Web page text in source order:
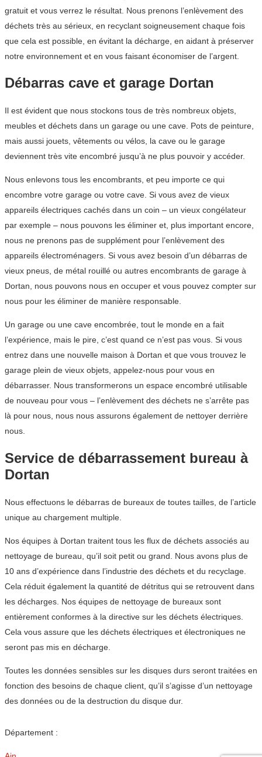
gratuit et vous verrez le résultat. Nous prenons l’enlèvement des
déchets très au sérieux, en recyclant soigneusement chaque fois
que cela est possible, en évitant la décharge, en aidant à préserver
notre environnement et en vous faisant économiser de l’argent.
Débarras cave et garage Dortan
Il est évident que nous stockons tous de très nombreux objets,
meubles et déchets dans un garage ou une cave. Pots de peinture,
mais aussi jouets, vêtements ou vélos, la cave ou le garage
deviennent très vite encombré jusqu’à ne plus pouvoir y accéder.
Nous enlevons tous les encombrants, et peu importe ce qui
encombre votre garage ou votre cave. Si vous avez de vieux
appareils électriques cachés dans un coin – un vieux congélateur
par exemple – nous pouvons les éliminer et, plus important encore,
nous ne prenons pas de supplément pour l’enlèvement des
appareils électroménagers. Si vous avez besoin d’un débarras de
vieux pneus, de métal rouillé ou autres encombrants de garage à
Dortan, nous pouvons nous en occuper et vous pouvez compter sur
nous pour les éliminer de manière responsable.
Un garage ou une cave encombrée, tout le monde en a fait
l’expérience, mais le pire, c’est quand ce n’est pas vous. Si vous
entrez dans une nouvelle maison à Dortan et que vous trouvez le
garage plein de vieux objets, appelez-nous pour vous en
débarrasser. Nous transformerons un espace encombré utilisable
de nouveau pour vous – l’enlèvement des déchets ne s’arrête pas
là pour nous, nous nous assurons également de nettoyer derrière
nous.
Service de débarrassement bureau à
Dortan
Nous effectuons le débarras de bureaux de toutes tailles, de l’article
unique au chargement multiple.
Nos équipes à Dortan traitent tous les flux de déchets associés au
nettoyage de bureau, qu’il soit petit ou grand. Nous avons plus de
10 ans d’expérience dans l’industrie des déchets et du recyclage.
Cela réduit également la quantité de détritus qui se retrouvent dans
les décharges. Nos équipes de nettoyage de bureaux sont
entièrement conformes à la directive sur les déchets électriques.
Cela vous assure que les déchets électriques et électroniques ne
seront pas mis en décharge.
Toutes les données sensibles sur les disques durs seront traitées en
fonction des besoins de chaque client, qu’il s’agisse d’un nettoyage
des données ou de la destruction du disque dur.
Département :